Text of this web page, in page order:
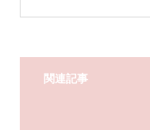
関連記事